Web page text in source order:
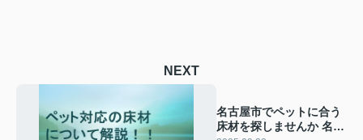
NEXT
名古屋市でペットに合う
床材を探しませんか 名古